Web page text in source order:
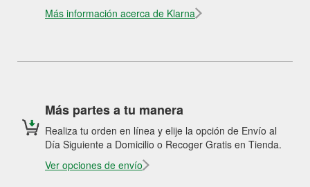
Más información acerca de Klarna
Más partes a tu manera
Realiza tu orden en línea y elije la opción de Envío al
Día Siguiente a Domicilio o Recoger Gratis en Tienda.
Ver opciones de envío